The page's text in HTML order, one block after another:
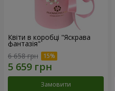
Квіти в коробці "Яскрава
фантазія"
6 658 грн
Замовити